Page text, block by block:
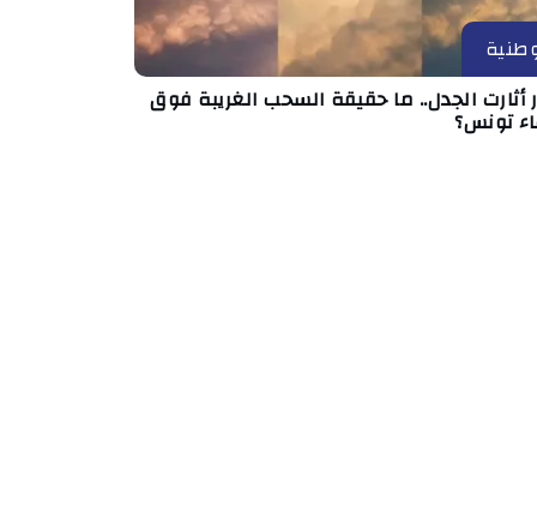
أثارت الجدل.. ما حقيقة السحب الغريبة فوق
تونس؟